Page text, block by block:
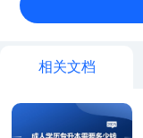
相关文档